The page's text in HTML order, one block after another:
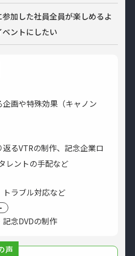
加した社員全員が楽しめるよ
ベントにしたい
画や特殊効果（キャノン
るVTRの制作、記念企業ロ
レントの手配など
ラブル対応など
念DVDの制作
声